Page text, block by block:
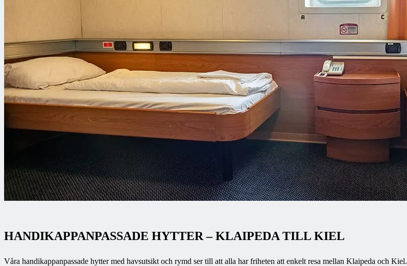
HANDIKAPPANPASSADE HYTTER – KLAIPEDA TILL KIEL
Våra handikappanpassade hytter med havsutsikt och rymd ser till att alla har friheten att enkelt resa mellan Klaipeda och Kiel.